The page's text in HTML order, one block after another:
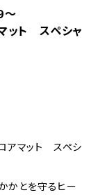
〜
ト スペシャ
アマット スペシ
かとを守るヒー